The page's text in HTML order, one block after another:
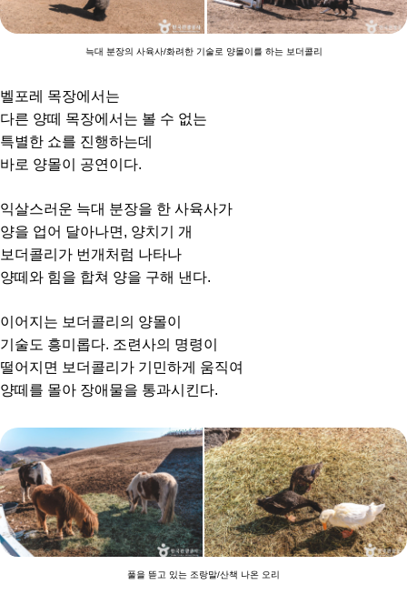
늑대 분장의 사육사/화려한 기술로 양몰이를 하는 보더콜리
벨포레 목장에서는
다른 양떼 목장에서는 볼 수 없는
특별한 쇼를 진행하는데
바로 양몰이 공연이다.
익살스러운 늑대 분장을 한 사육사가
양을 업어 달아나면, 양치기 개
보더콜리가 번개처럼 나타나
양떼와 힘을 합쳐 양을 구해 낸다.
이어지는 보더콜리의 양몰이
기술도 흥미롭다. 조련사의 명령이
떨어지면 보더콜리가 기민하게 움직여
양떼를 몰아 장애물을 통과시킨다.
풀을 뜯고 있는 조랑말/산책 나온 오리